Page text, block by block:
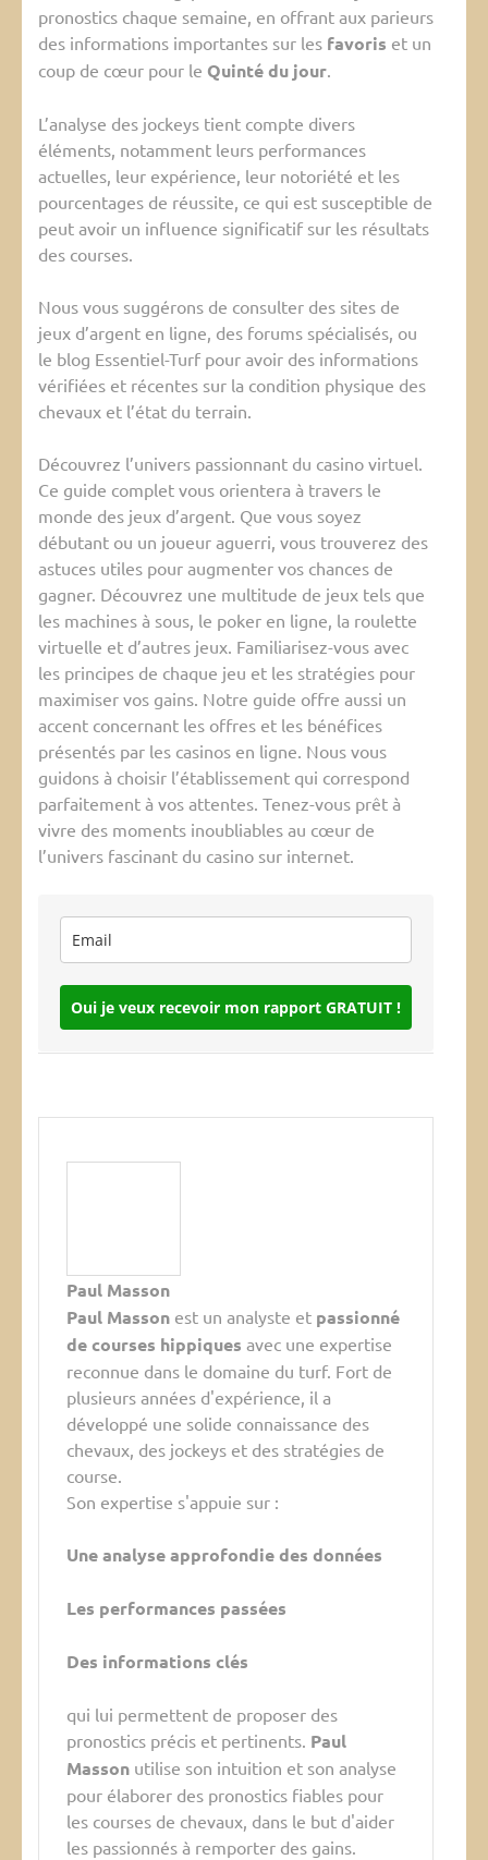
pronostics chaque semaine, en offrant aux parieurs
des informations importantes sur les favoris et un
coup de cœur pour le Quinté du jour.
L’analyse des jockeys tient compte divers
éléments, notamment leurs performances
actuelles, leur expérience, leur notoriété et les
pourcentages de réussite, ce qui est susceptible de
peut avoir un influence significatif sur les résultats
des courses.
Nous vous suggérons de consulter des sites de
jeux d’argent en ligne, des forums spécialisés, ou
le blog Essentiel-Turf pour avoir des informations
vérifiées et récentes sur la condition physique des
chevaux et l’état du terrain.
Découvrez l’univers passionnant du casino virtuel.
Ce guide complet vous orientera à travers le
monde des jeux d’argent. Que vous soyez
débutant ou un joueur aguerri, vous trouverez des
astuces utiles pour augmenter vos chances de
gagner. Découvrez une multitude de jeux tels que
les machines à sous, le poker en ligne, la roulette
virtuelle et d’autres jeux. Familiarisez-vous avec
les principes de chaque jeu et les stratégies pour
maximiser vos gains. Notre guide offre aussi un
accent concernant les offres et les bénéfices
présentés par les casinos en ligne. Nous vous
guidons à choisir l’établissement qui correspond
parfaitement à vos attentes. Tenez-vous prêt à
vivre des moments inoubliables au cœur de
l’univers fascinant du casino sur internet.
Oui je veux recevoir mon rapport GRATUIT !
Paul Masson
Paul Masson est un analyste et passionné
de courses hippiques avec une expertise
reconnue dans le domaine du turf. Fort de
plusieurs années d'expérience, il a
développé une solide connaissance des
chevaux, des jockeys et des stratégies de
course.
Son expertise s'appuie sur :
Une analyse approfondie des données
Les performances passées
Des informations clés
qui lui permettent de proposer des
pronostics précis et pertinents. Paul
Masson utilise son intuition et son analyse
pour élaborer des pronostics fiables pour
les courses de chevaux, dans le but d'aider
les passionnés à remporter des gains.